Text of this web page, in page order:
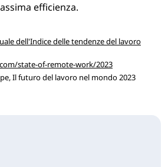
efficienza.
dell'Indice delle tendenze del lavoro
state-of-remote-work/2023
Il futuro del lavoro nel mondo 2023